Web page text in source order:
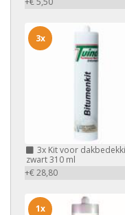
3x Kit voor
zwart 310 ml
+€ 28,80
3x
1x